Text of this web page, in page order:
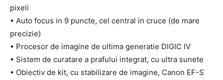
pixeli
• Auto focus in 9 puncte, cel central in cruce (de mare
precizie)
• Procesor de imagine de ultima generatie DIGIC IV
• Sistem de curatare a prafului integrat, cu ultra sunete
• Obiectiv de kit, cu stabilizare de imagine, Canon EF-S